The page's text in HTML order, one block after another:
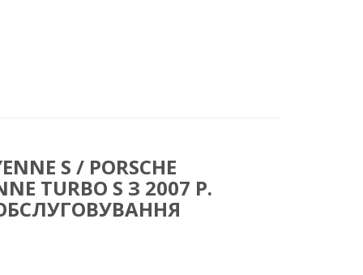
S / PORSCHE
TURBO S З 2007 Р.